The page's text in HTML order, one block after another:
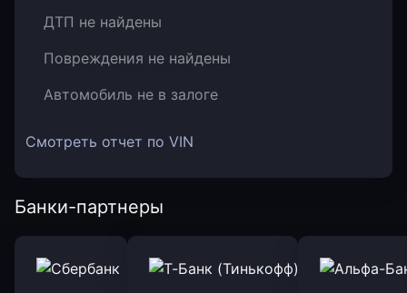
ДТП не найдены
Повреждения не найдены
Автомобиль не в залоге
Смотреть отчет по VIN
Банки-партнеры